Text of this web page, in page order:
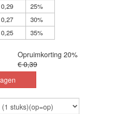
25%
30%
35%
Opruimkorting 20%
€ 0,39